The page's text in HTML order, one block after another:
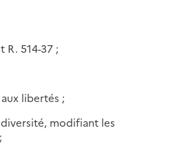
R. 514-37 ;
libertés ;
modifiant les